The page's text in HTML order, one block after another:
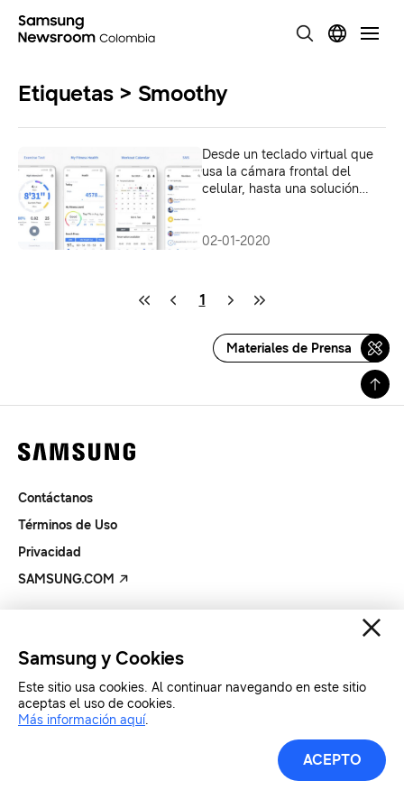
Etiquetas > Smoothy
Desde un teclado virtual que
usa la cámara frontal del
celular, hasta una solución
C-Lab de Samsung en el CES
02-01-2020
1
Materiales de Prensa
Contáctanos
Términos de Uso
Privacidad
SAMSUNG.COM
Samsung y Cookies
Este sitio usa cookies. Al continuar navegando en este sitio
aceptas el uso de cookies.
Más información aquí.
ACEPTO